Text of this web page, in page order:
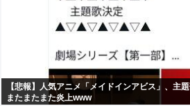
【悲報】人気アニメ「メイドインアビス」、主
またまたまた炎上www